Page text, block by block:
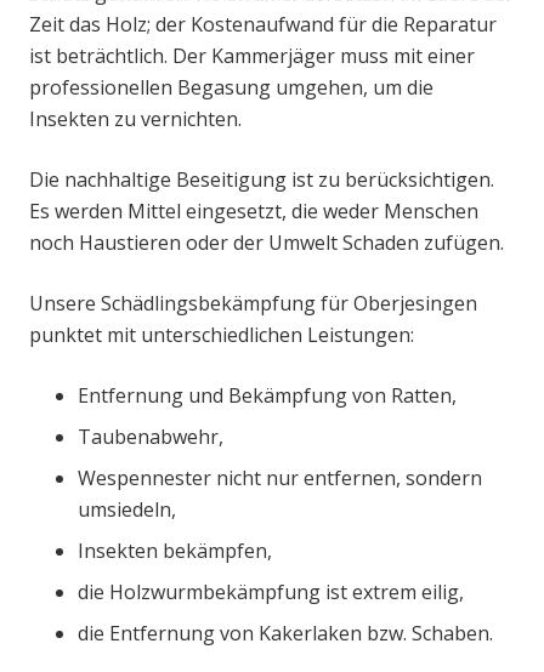
Zeit das Holz; der Kostenaufwand für die Reparatur
ist beträchtlich. Der Kammerjäger muss mit einer
professionellen Begasung umgehen, um die
Insekten zu vernichten.
Die nachhaltige Beseitigung ist zu berücksichtigen.
Es werden Mittel eingesetzt, die weder Menschen
noch Haustieren oder der Umwelt Schaden zufügen.
Unsere Schädlingsbekämpfung für Oberjesingen
punktet mit unterschiedlichen Leistungen:
Entfernung und Bekämpfung von Ratten,
Taubenabwehr,
Wespennester nicht nur entfernen, sondern
umsiedeln,
Insekten bekämpfen,
die Holzwurmbekämpfung ist extrem eilig,
die Entfernung von Kakerlaken bzw. Schaben.